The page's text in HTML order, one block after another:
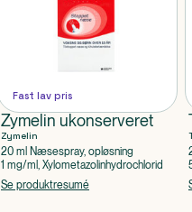
Fast lav pris
Zymelin ukonserveret
Zymelin
20 ml Næsespray, opløsning
1 mg/ml, Xylometazolinhydrochlorid
Se produktresumé